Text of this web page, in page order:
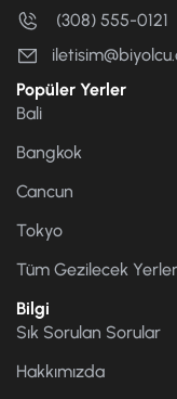
(308) 555-0121
Popüler Yerler
Bali
Bangkok
Cancun
Tokyo
Tüm Gezilecek Yerler
Bilgi
Sık Sorulan Sorular
Hakkımızda